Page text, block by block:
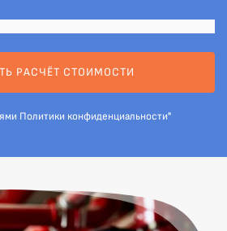
РАСЧЁТ СТОИМОСТИ
Политики конфиденциальности"